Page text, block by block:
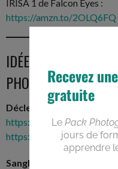
IRISA 1 de Falcon Eyes :
https://amzn.to/2OLQ6FQ
IDÉES CADEAU POUR
PHOTOGRAPHES
Déclencheurs «
https://amzn.to/3EEAOHC
https://amzn.to/31AhcpT
Sangle de poignet